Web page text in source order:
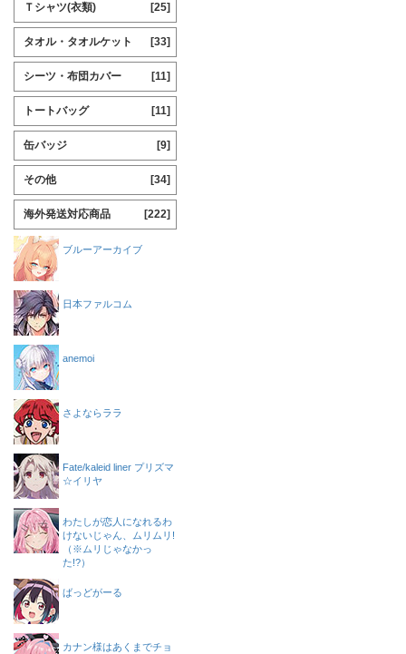
Ｔシャツ(衣類) [25]
タオル・タオルケット [33]
シーツ・布団カバー [11]
トートバッグ [11]
缶バッジ [9]
その他 [34]
海外発送対応商品 [222]
ブルーアーカイブ
日本ファルコム
anemoi
さよならララ
Fate/kaleid liner プリズマ
☆イリヤ
わたしが恋人になれるわ
けないじゃん、ムリムリ!
（※ムリじゃなかっ
た!?）
ばっどがーる
カナン様はあくまでチョ